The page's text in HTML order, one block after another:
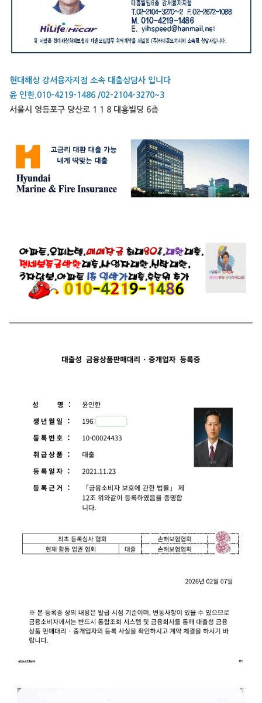
현대해상 강서융자지점 소속 대출상담사 입니다
윤 인한.010-4219-1486 /02-2104-3270~3
서울시 영등포구 당산로 1 1 8 대흥빌딩 6층